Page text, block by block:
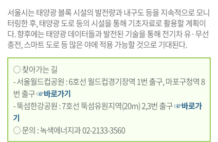
서울시는 태양광 블록 시설의 발전량과 내구도 등을 지속적으로 모니
터링한 후, 태양광 도로 등의 시설을 통해 기초자료로 활용할 계획이
다. 향후에는 태양광 데이터들과 발전된 기술을 통해 전기차 유·무선
충전, 스마트 도로 등 많은 야에 적용 가능할 것으로 기대된다.
○ 찾아가는 길
- 서울월드컵공원 : 6호선 월드컵경기장역 1번 출구, 마포구청역 8
번 출구☞바로가기
- 뚝섬한강공원 : 7호선 뚝섬유원지역(20m) 2,3번 출구☞바로가
기
○ 문의 : 녹색에너지과 02-2133-3560